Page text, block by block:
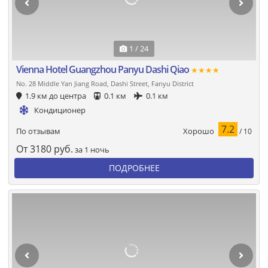
1 / 24
Vienna Hotel Guangzhou Panyu Dashi Qiao ★★★★
No. 28 Middle Yan Jiang Road, Dashi Street, Fanyu District
1.9 км до центра 0.1 км
0.1 км
Кондиционер
По отзывам Хорошо 7.2 / 10
От3180 руб. за 1 ночь
ПОДРОБНЕЕ